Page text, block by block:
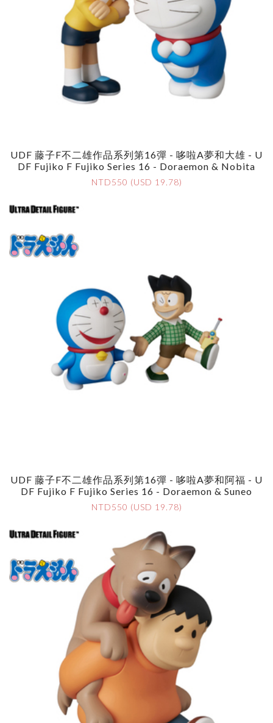
UDF 藤子F不二雄作品系列第16彈 - 哆啦A夢和大雄 - U
DF Fujiko F Fujiko Series 16 - Doraemon & Nobita
NTD550 (USD 19.78)
UDF 藤子F不二雄作品系列第16彈 - 哆啦A夢和阿福 - U
DF Fujiko F Fujiko Series 16 - Doraemon & Suneo
NTD550 (USD 19.78)